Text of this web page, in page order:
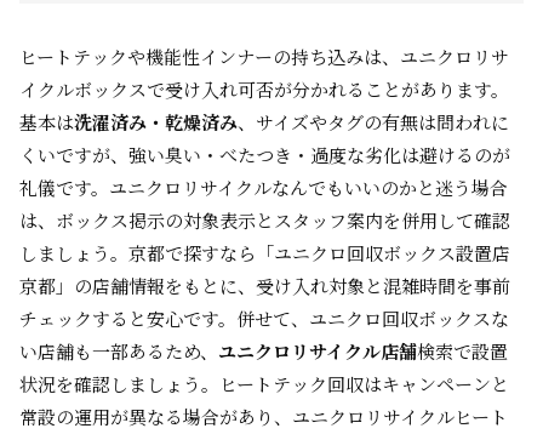
ヒートテックや機能性インナーの持ち込みは、ユニクロリサ
イクルボックスで受け入れ可否が分かれることがあります。
基本は洗濯済み・乾燥済み、サイズやタグの有無は問われに
くいですが、強い臭い・べたつき・過度な劣化は避けるのが
礼儀です。ユニクロリサイクルなんでもいいのかと迷う場合
は、ボックス掲示の対象表示とスタッフ案内を併用して確認
しましょう。京都で探すなら「ユニクロ回収ボックス設置店
京都」の店舗情報をもとに、受け入れ対象と混雑時間を事前
チェックすると安心です。併せて、ユニクロ回収ボックスな
い店舗も一部あるため、 ユニクロリサイクル店舗検索で設置
状況を確認しましょう。ヒートテック回収はキャンペーンと
常設の運用が異なる場合があり、ユニクロリサイクルヒート